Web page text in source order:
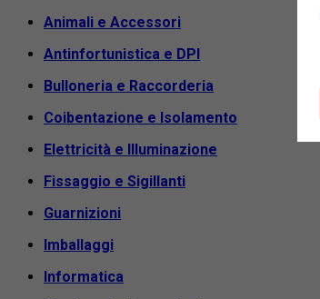
Animali e Accessori
Antinfortunistica e DPI
Bulloneria e Raccorderia
Coibentazione e Isolamento
Elettricità e Illuminazione
Fissaggio e Sigillanti
Guarnizioni
Imballaggi
Informatica